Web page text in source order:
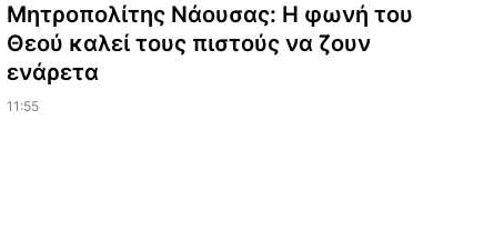
Μητροπολίτης Νάουσας: Η φωνή του
Θεού καλεί τους πιστούς να ζουν
ενάρετα
11:55